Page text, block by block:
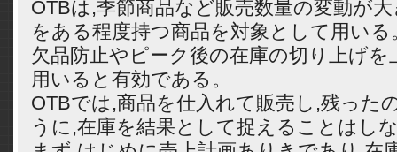
OTBは,季節商品など販売数量の変動が
をある程度持つ商品を対象として用い
欠品防止やピーク後の在庫の切り上げ
用いると有効である。
OTBでは,商品を仕入れて販売し,残った
うに,在庫を結果として捉えることはし